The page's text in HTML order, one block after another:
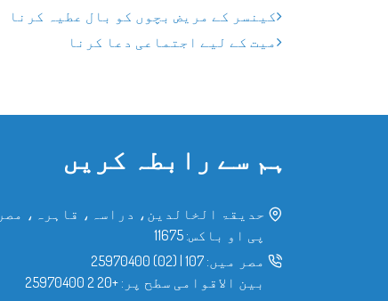
کینسر کے مریض بچوں کو بال عطیہ کرنا
میت کے لیے اجتماعی دعا کرنا
ہم سے رابطہ کریں
حدیقۃ الخالدین، دراسہ، قاہرہ، مصر
پی او باکس: 11675
مصر میں: 107
(02) 25970400
بین الاقوامی سطح پر: +20 2 25970400